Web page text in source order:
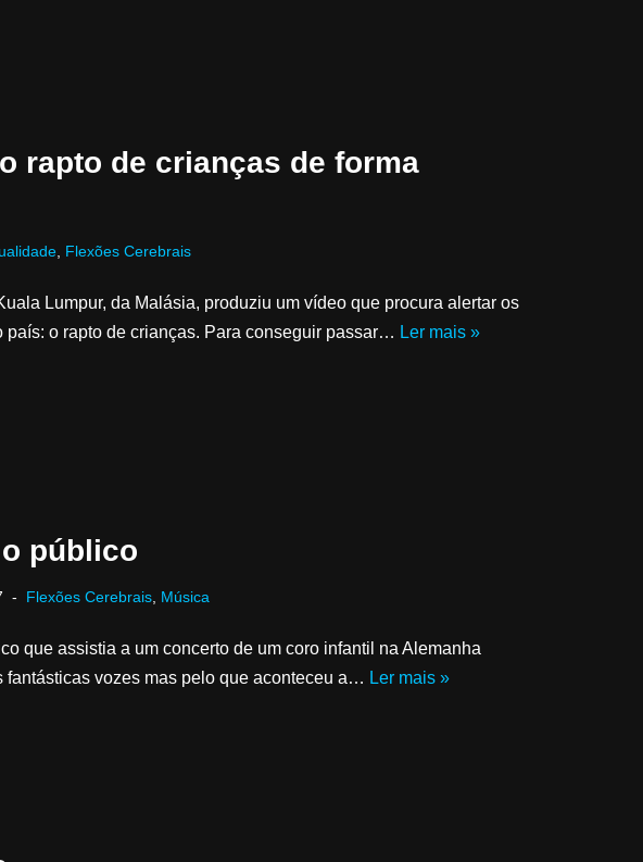
rapto de crianças de forma
Flexões Cerebrais
Lumpur, da Malásia, produziu um vídeo que procura alertar os
país: o rapto de crianças. Para conseguir passar… Ler mais »
público
Flexões Cerebrais Música
que assistia a um concerto de um coro infantil na Alemanha
fantásticas vozes mas pelo que aconteceu a… Ler mais »